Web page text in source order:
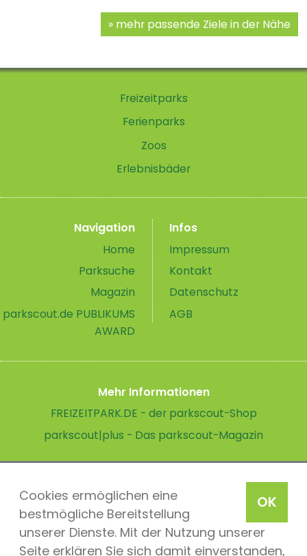
OK
Cookies ermöglichen eine
bestmögliche Bereitstellung
unserer Dienste. Mit der Nutzung unserer
Seite erklären Sie sich damit einverstanden,
mehr passende Ziele in der Nähe
Freizeitparks
Ferienparks
Zoos
Erlebnisbäder
Navigation
Home
Parksuche
Magazin
parkscout.de PUBLIKUMS
AWARD
Infos
Impressum
Kontakt
Datenschutz
AGB
Mehr Informationen
FREIZEITPARK.DE - der parkscout-Shop
parkscout|plus - Das parkscout-Magazin